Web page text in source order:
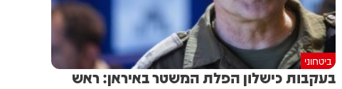
ביטחוני
בעקבות כישלון הפלת המשטר באיראן: ראש